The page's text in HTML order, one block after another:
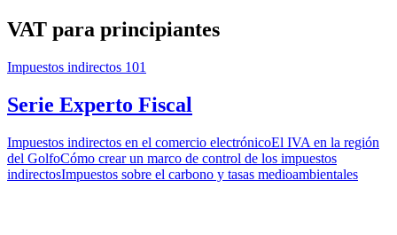
VAT para principiantes
Impuestos indirectos 101
Serie Experto Fiscal
Impuestos indirectos en el comercio electrónicoEl IVA en la región
del GolfoCómo crear un marco de control de los impuestos
indirectosImpuestos sobre el carbono y tasas medioambientales